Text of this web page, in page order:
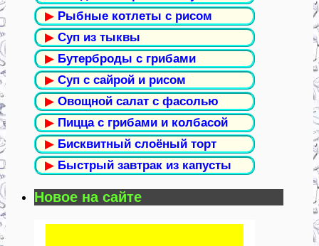
▶ Рыбные котлеты с рисом
▶ Суп из тыквы
▶ Бутерброды с грибами
▶ Суп с сайрой и рисом
▶ Овощной салат с фасолью
▶ Пицца с грибами и колбасой
▶ Бисквитный слоёный торт
▶ Быстрый завтрак из капусты
Новое на сайте